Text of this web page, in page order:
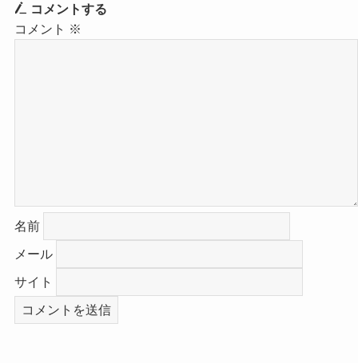
コメントする
コメント ※
名前
メール
サイト